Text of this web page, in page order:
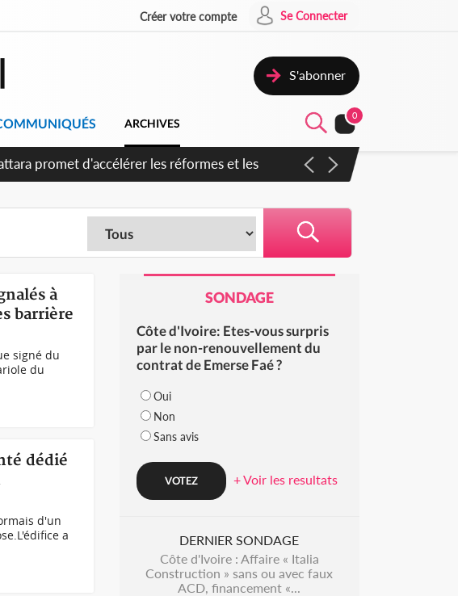
Créer votre compte Se Connecter
S'abonner
ARCHIVES
0
promet d'accélérer les réformes et les
à
barrière
signé du
du
dédié
d'un
a
SONDAGE
Côte d'Ivoire: Etes-vous surpris
par le non-renouvellement du
contrat de Emerse Faé ?
Oui
Non
Sans avis
+ Voir les resultats
DERNIER SONDAGE
Côte d'Ivoire : Affaire « Italia
Construction » sans ou avec faux
ACD, financement «...